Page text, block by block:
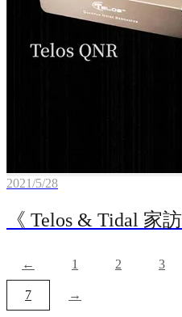
2021/5/28
《
← 1 2 3
7 →